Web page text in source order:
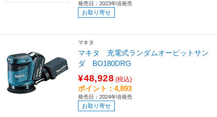
発売日：2023年頃発売
お取り寄せ
マキタ
マキタ 充電式ランダムオービットサン
ダ BO180DRG
¥48,928 (税込)
ポイント：4,893
発売日：2024年頃発売
お取り寄せ